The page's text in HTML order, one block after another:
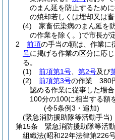
のまん延を防止するため
の焼却若しくは埋却又は
(4)
家畜伝染病のまん延を
の作業を除く。)で市長が
2
前項の手当の額は、作業に
号に掲げる作業の区分に応じ
る。
(1)
前項第1号 第2号及び
(2)
前項第3号の作業 380
認める作業に従事した場
100分の100に相当する額
(令5条例3・追加)
(緊急消防援助隊等活動手当)
第15条
緊急消防援助隊等活
組織法(昭和22年法律第226